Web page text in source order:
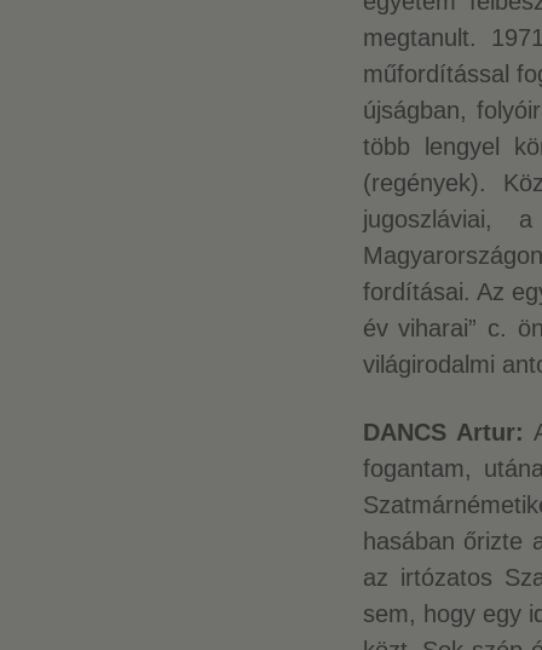
megtanult.
műfordítással
újságban,
több lengyel
(regények).
jugoszláviai,
fordításai. Az
év viharai” c.
világirodalmi
DANCS Artur:
fogantam,
hasában őrizte
az irtózatos
sem, hogy egy